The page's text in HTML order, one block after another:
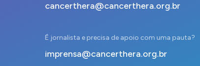
cancerthera@cancerthera.org.br
É jornalista e precisa de apoio com uma pauta?
imprensa@cancerthera.org.br